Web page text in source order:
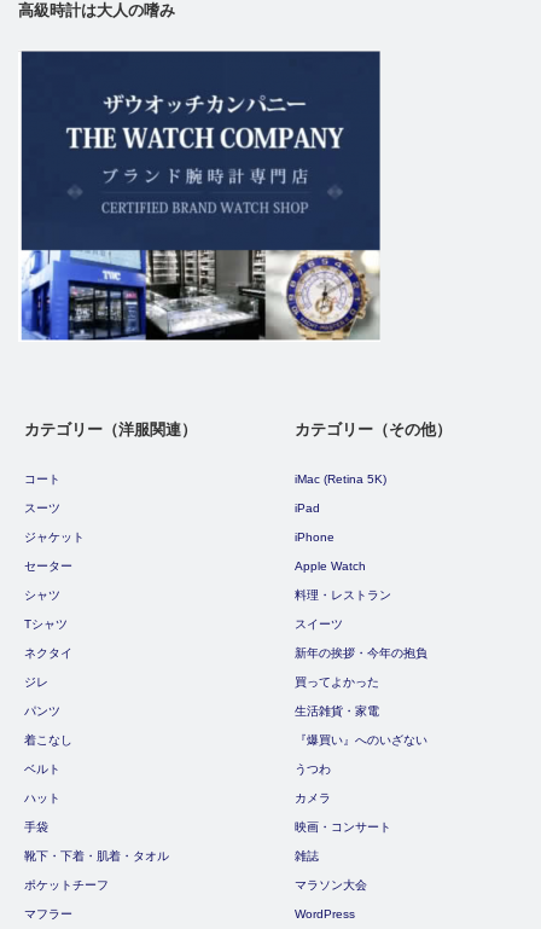
高級時計は大人の嗜み
カテゴリー（洋服関連）
コート
スーツ
ジャケット
セーター
シャツ
Tシャツ
ネクタイ
ジレ
パンツ
着こなし
ベルト
ハット
手袋
靴下・下着・肌着・タオル
ポケットチーフ
マフラー
カテゴリー（その他）
iMac (Retina 5K)
iPad
iPhone
Apple Watch
料理・レストラン
スイーツ
新年の挨拶・今年の抱負
買ってよかった
生活雑貨・家電
『爆買い』へのいざない
うつわ
カメラ
映画・コンサート
雑誌
マラソン大会
WordPress